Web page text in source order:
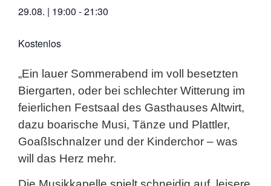
29.08. | 19:00 -21:30
Kostenlos
„Ein lauer Sommerabend im voll besetzten
Biergarten, oder bei schlechter Witterung im
feierlichen Festsaal des Gasthauses Altwirt,
dazu boarische Musi, Tänze und Plattler,
Goaßlschnalzer und der Kinderchor – was
will das Herz mehr.